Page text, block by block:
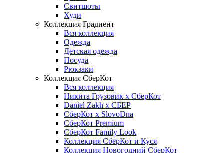
Свитшоты
Худи
Коллекция Градиент
Вся коллекция
Одежда
Детская одежда
Посуда
Рюкзаки
Коллекция СберКот
Вся коллекция
Никита Грузовик х СберКот
Daniel Zakh x СБЕР
СберКот x SlovoDna
СберКот Premium
СберКот Family Look
Коллекция СберКот и Куся
Коллекция Новогодний СберКот